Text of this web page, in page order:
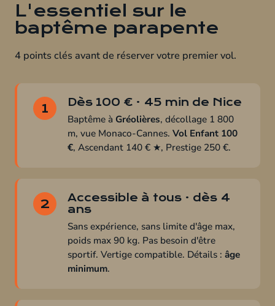
L'essentiel sur le
baptême parapente
4 points clés avant de réserver votre premier vol.
1
Dès 100 € · 45 min de Nice
Baptême à Gréolières, décollage 1 800
m, vue Monaco-Cannes. Vol Enfant 100
€, Ascendant 140 € ★, Prestige 250 €.
2
Accessible à tous · dès 4
ans
Sans expérience, sans limite d'âge max,
poids max 90 kg. Pas besoin d'être
sportif. Vertige compatible. Détails : âge
minimum.